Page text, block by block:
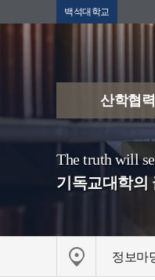
백석대학교
산학협
The truth will
기독교대학의
정보마